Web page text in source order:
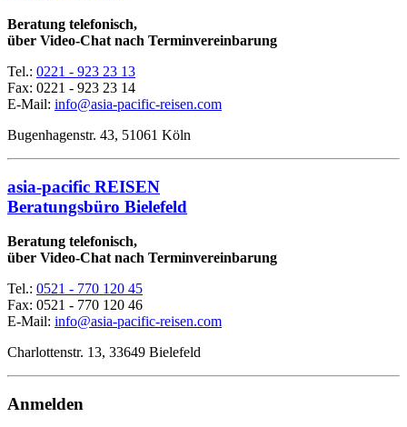
Beratung telefonisch,
über Video-Chat nach Terminvereinbarung
Tel.: 0221 - 923 23 13
Fax: 0221 - 923 23 14
E-Mail: info@asia-pacific-reisen.com
Bugenhagenstr. 43, 51061 Köln
asia-pacific REISEN
Beratungsbüro Bielefeld
Beratung telefonisch,
über Video-Chat nach Terminvereinbarung
Tel.: 0521 - 770 120 45
Fax: 0521 - 770 120 46
E-Mail: info@asia-pacific-reisen.com
Charlottenstr. 13, 33649 Bielefeld
Anmelden